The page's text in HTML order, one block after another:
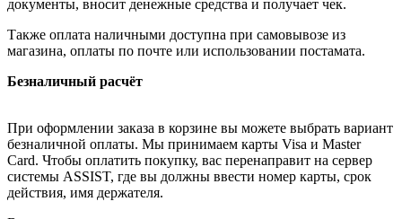
документы, вносит денежные средства и получает чек.
Также оплата наличными доступна при самовывозе из
магазина, оплаты по почте или использовании постамата.
Безналичный расчёт
При оформлении заказа в корзине вы можете выбрать вариант
безналичной оплаты. Мы принимаем карты Visa и Master
Card. Чтобы оплатить покупку, вас перенаправит на сервер
системы ASSIST, где вы должны ввести номер карты, срок
действия, имя держателя.